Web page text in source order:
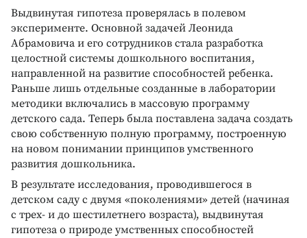
Выдвинутая гипотеза проверялась в полевом
эксперименте. Основной задачей Леонида
Абрамовича и его сотрудников стала разработка
целостной системы дошкольного воспитания,
направленной на развитие способностей ребенка.
Раньше лишь отдельные созданные в лаборатории
методики включались в массовую программу
детского сада. Теперь была поставлена задача создать
свою собственную полную программу, построенную
на новом понимании принципов умственного
развития дошкольника.
В результате исследования, проводившегося в
детском саду с двумя «поколениями» детей (начиная
с трех- и до шестилетнего возраста), выдвинутая
гипотеза о природе умственных способностей